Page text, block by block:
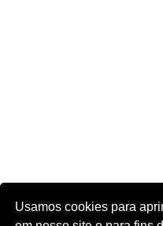
Usamos cookies para